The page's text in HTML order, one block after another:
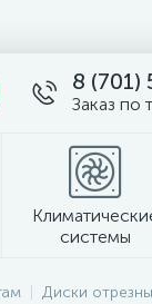
8 (701)
Заказ по
системы
Диски